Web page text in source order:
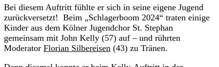
Bei diesem Auftritt fühlte er sich in seine eigene Jugend
zurückversetzt! Beim „Schlagerboom 2024“ traten einige
Kinder aus dem Kölner Jugendchor St. Stephan
gemeinsam mit John Kelly (57) auf – und rührten
Moderator Florian Silbereisen (43) zu Tränen.